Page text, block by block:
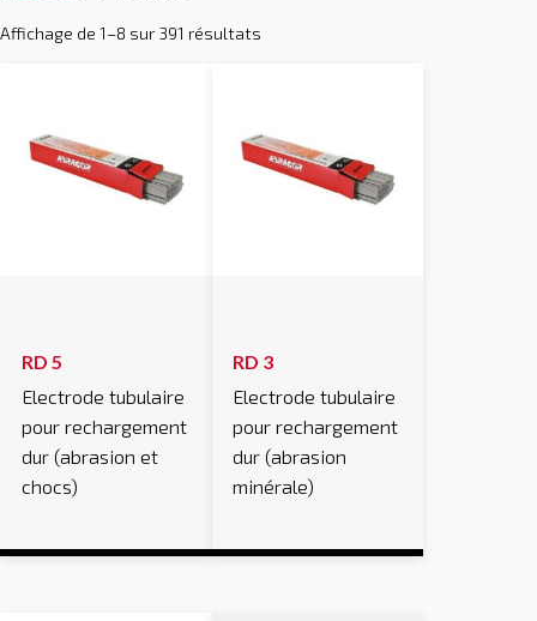
Affichage de 1–8 sur 391 résultats
RD 5
Electrode tubulaire
pour rechargement
dur (abrasion et
chocs)
RD 3
Electrode tubulaire
pour rechargement
dur (abrasion
minérale)